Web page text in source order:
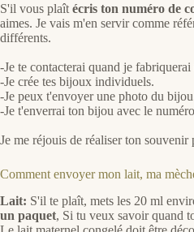
S'il vous plaît écris ton numéro de
aimes. Je vais m'en servir comme
différents.
-Je te contacterai quand je
-Je crée tes bijoux individuels.
-Je peux t'envoyer une photo du
-Je t'enverrai ton bijou avec le
Je me réjouis de réaliser ton souvenir
Comment envoyer mon lait, ma
Lait: S'il te plaît, mets les 20 ml
un paquet, Si tu veux savoir quand